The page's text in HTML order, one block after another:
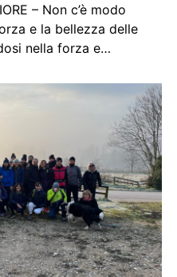
– Non c’è modo
e la bellezza delle
nella forza e…